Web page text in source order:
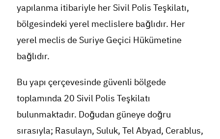
yapılanma itibariyle her Sivil Polis Teşkilatı,
bölgesindeki yerel meclislere bağlıdır. Her
yerel meclis de Suriye Geçici Hükümetine
bağlıdır.
Bu yapı çerçevesinde güvenli bölgede
toplamında 20 Sivil Polis Teşkilatı
bulunmaktadır. Doğudan güneye doğru
sırasıyla; Rasulayn, Suluk, Tel Abyad, Cerablus,